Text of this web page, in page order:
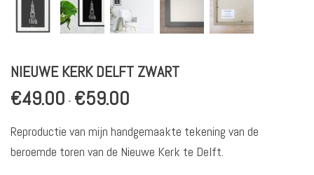
NIEUWE KERK DELFT ZWART
€49.00 - €59.00
tot
€59.00
Reproductie van mijn handgemaakte tekening van de
beroemde toren van de Nieuwe Kerk te Delft.